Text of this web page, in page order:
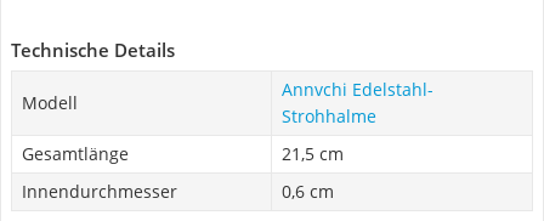
Technische Details
Modell
Annvchi Edelstahl-
Strohhalme
Gesamtlänge
21,5 cm
Innendurchmesser
0,6 cm